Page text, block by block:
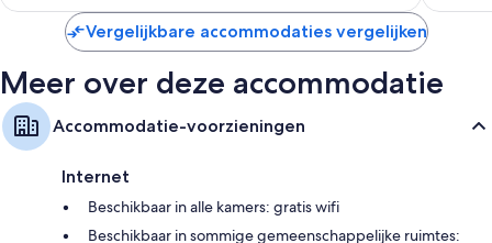
Vergelijkbare accommodaties vergelijken
Meer over deze accommodatie
Accommodatie-voorzieningen
Internet
Beschikbaar in alle kamers: gratis wifi
Beschikbaar in sommige gemeenschappelijke ruimtes: